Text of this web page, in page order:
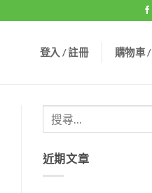
登入 / 註冊 購物車 /
近期文章